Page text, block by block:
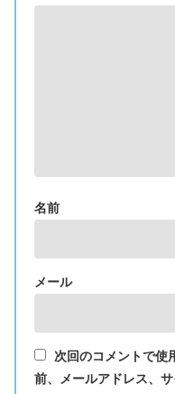
名前
メール
次回のコメントで使
前、メールアドレス、サ